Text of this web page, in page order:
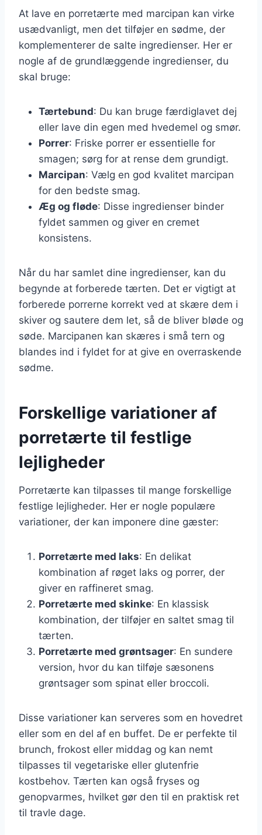
At lave en porretærte med marcipan kan virke
usædvanligt, men det tilføjer en sødme, der
komplementerer de salte ingredienser. Her er
nogle af de grundlæggende ingredienser, du
skal bruge:
Tærtebund: Du kan bruge færdiglavet dej
eller lave din egen med hvedemel og smør.
Porrer: Friske porrer er essentielle for
smagen; sørg for at rense dem grundigt.
Marcipan: Vælg en god kvalitet marcipan
for den bedste smag.
Æg og fløde: Disse ingredienser binder
fyldet sammen og giver en cremet
konsistens.
Når du har samlet dine ingredienser, kan du
begynde at forberede tærten. Det er vigtigt at
forberede porrerne korrekt ved at skære dem i
skiver og sautere dem let, så de bliver bløde og
søde. Marcipanen kan skæres i små tern og
blandes ind i fyldet for at give en overraskende
sødme.
Forskellige variationer af
porretærte til festlige
lejligheder
Porretærte kan tilpasses til mange forskellige
festlige lejligheder. Her er nogle populære
variationer, der kan imponere dine gæster:
Porretærte med laks: En delikat
kombination af røget laks og porrer, der
giver en raffineret smag.
Porretærte med skinke: En klassisk
kombination, der tilføjer en saltet smag til
tærten.
Porretærte med grøntsager: En sundere
version, hvor du kan tilføje sæsonens
grøntsager som spinat eller broccoli.
Disse variationer kan serveres som en hovedret
eller som en del af en buffet. De er perfekte til
brunch, frokost eller middag og kan nemt
tilpasses til vegetariske eller glutenfrie
kostbehov. Tærten kan også fryses og
genopvarmes, hvilket gør den til en praktisk ret
til travle dage.